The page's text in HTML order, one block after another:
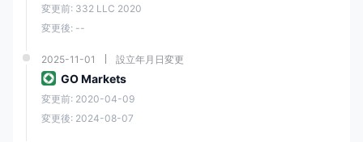
ウェブトレーダー
cトレーダー
cTrader コピー取引
変更前: 332 LLC 2020
変更後: --
2025-11-01 設立年月日変更
GO Markets
変更前: 2020-04-09
変更後: 2024-08-07